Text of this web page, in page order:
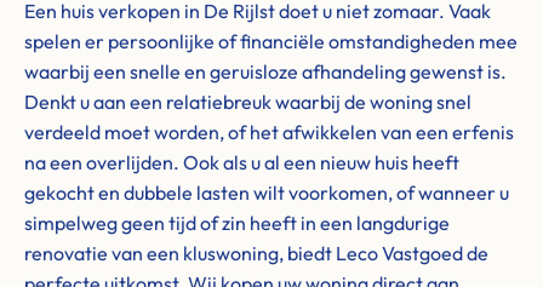
Een huis verkopen in De Rijlst doet u niet zomaar. Vaak
spelen er persoonlijke of financiële omstandigheden mee
waarbij een snelle en geruisloze afhandeling gewenst is.
Denkt u aan een relatiebreuk waarbij de woning snel
verdeeld moet worden, of het afwikkelen van een erfenis
na een overlijden. Ook als u al een nieuw huis heeft
gekocht en dubbele lasten wilt voorkomen, of wanneer u
simpelweg geen tijd of zin heeft in een langdurige
renovatie van een kluswoning, biedt Leco Vastgoed de